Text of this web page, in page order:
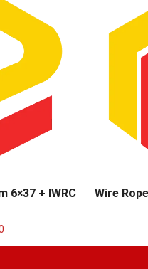
6×37 + IWRC
Wire